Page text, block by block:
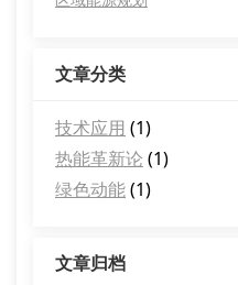
文章分类
技术应用 (1)
热能革新论 (1)
绿色动能(1)
文章归档